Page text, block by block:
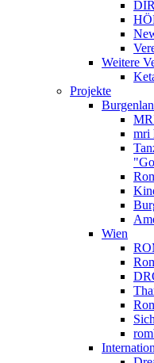
Weitere
Projekte
mri
Wien